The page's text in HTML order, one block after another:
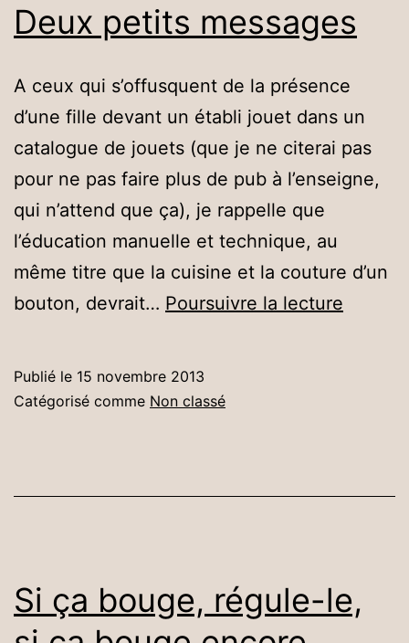
Deux petits messages
A ceux qui s’offusquent de la présence
d’une fille devant un établi jouet dans un
catalogue de jouets (que je ne citerai pas
pour ne pas faire plus de pub à l’enseigne,
qui n’attend que ça), je rappelle que
l’éducation manuelle et technique, au
même titre que la cuisine et la couture d’un
bouton, devrait… Poursuivre la lecture
Publié le 15 novembre 2013
Catégorisé comme Non classé
Si ça bouge, régule-le,